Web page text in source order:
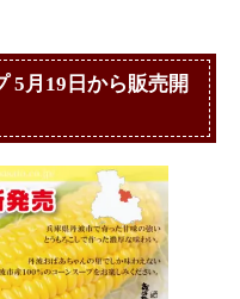
5月19日から販売開